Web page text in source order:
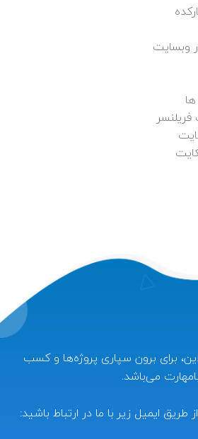
وبسایت
برای برون سپاری پروژه‌ها و کسب
می‌باشد.
طریق ایمیل زیر با ما در ارتباط باشید: